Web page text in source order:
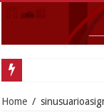
Home /